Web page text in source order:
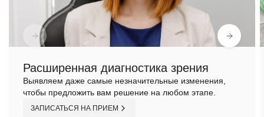
Расширенная диагностика зрения
Выявляем даже самые незначительные изменения,
чтобы предложить вам решение на любом этапе.
ЗАПИСАТЬСЯ НА ПРИЕМ